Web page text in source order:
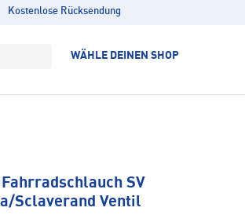
Kostenlose Rücksendung
WÄHLE DEINEN SHOP
Fahrradschlauch SV
Sclaverand Ventil